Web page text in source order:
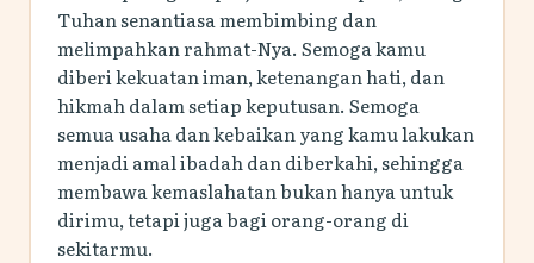
Tuhan senantiasa membimbing dan
melimpahkan rahmat-Nya. Semoga kamu
diberi kekuatan iman, ketenangan hati, dan
hikmah dalam setiap keputusan. Semoga
semua usaha dan kebaikan yang kamu lakukan
menjadi amal ibadah dan diberkahi, sehingga
membawa kemaslahatan bukan hanya untuk
dirimu, tetapi juga bagi orang-orang di
sekitarmu.